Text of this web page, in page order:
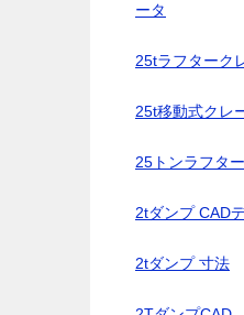
ータ
25tラフターク
25t移動式クレ
25トンラフタ
2tダンプ CAD
2tダンプ 寸法